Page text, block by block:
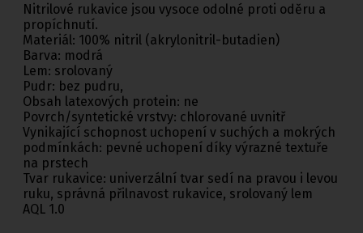
Nitrilové rukavice jsou vysoce odolné proti oděru a
propíchnutí.
Materiál: 100% nitril (akrylonitril-butadien)
Barva: modrá
Lem: srolovaný
Pudr: bez pudru,
Obsah latexových protein: ne
Povrch/syntetické vrstvy: chlorované uvnitř
Vynikající schopnost uchopení v suchých a mokrých
podmínkách: pevné uchopení díky výrazné textuře
na prstech
Tvar rukavice: univerzální tvar sedí na pravou i levou
ruku, správná přilnavost rukavice, srolovaný lem
AQL 1.0